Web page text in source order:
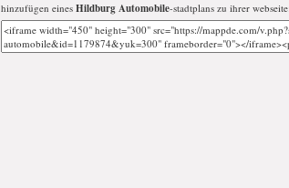
hinzufügen eines Hildburg Automobile-stadtplans zu ihrer